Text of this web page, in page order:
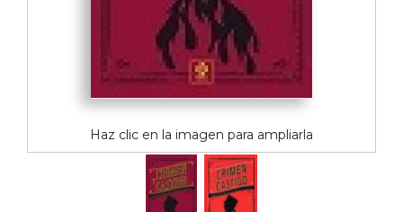
Haz clic en la imagen para ampliarla